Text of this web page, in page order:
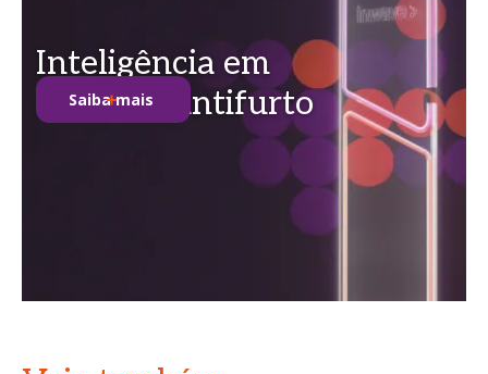
Inteligência em
soluções antifurto
Saiba mais